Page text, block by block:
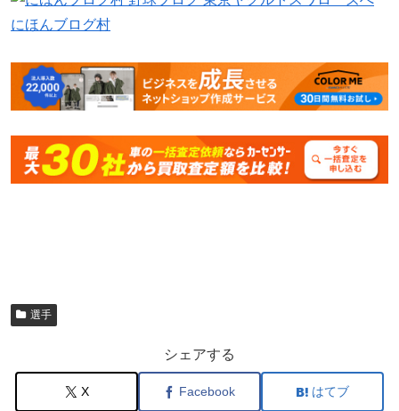
にほんブログ村
選手
シェアする
X Facebook はてブ